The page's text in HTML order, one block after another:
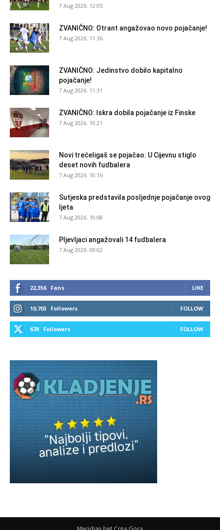
7 Aug 2026. 12:05
ZVANIČNO: Otrant angažovao novo pojačanje!
7 Aug 2026. 11:36
ZVANIČNO: Jedinstvo dobilo kapitalno
pojačanje!
7 Aug 2026. 11:31
ZVANIČNO: Iskra dobila pojačanje iz Finske
7 Aug 2026. 10:21
Novi trećeligaš se pojačao: U Cijevnu stiglo
deset novih fudbalera
7 Aug 2026. 10:16
Sutjeska predstavila posljednje pojačanje ovog
ljeta
7 Aug 2026. 10:08
Pljevljaci angažovali 14 fudbalera
7 Aug 2026. 09:02
22,356 Fans LIKE
10,703 Followers FOLLOW
678 Followers FOLLOW